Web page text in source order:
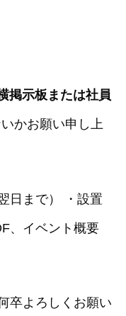
掲示板または社員
かお願い申し上
日まで） ・設置
、イベント概要
卒よろしくお願い